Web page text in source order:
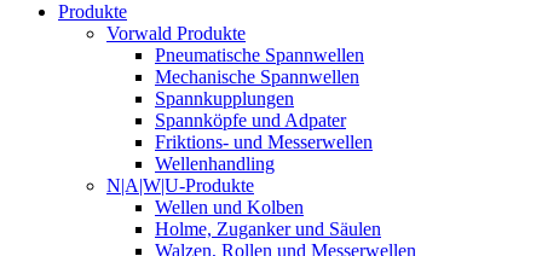
Produkte
Vorwald Produkte
Pneumatische Spannwellen
Mechanische Spannwellen
Spannkupplungen
Spannköpfe und Adpater
Friktions- und Messerwellen
Wellenhandling
N|A|W|U-Produkte
Wellen und Kolben
Holme, Zuganker und Säulen
Walzen, Rollen und Messerwellen